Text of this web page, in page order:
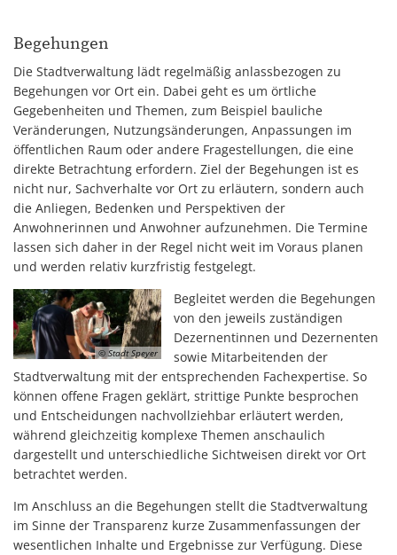
Begehungen
Die Stadtverwaltung lädt regelmäßig anlassbezogen zu
Begehungen vor Ort ein. Dabei geht es um örtliche
Gegebenheiten und Themen, zum Beispiel bauliche
Veränderungen, Nutzungsänderungen, Anpassungen im
öffentlichen Raum oder andere Fragestellungen, die eine
direkte Betrachtung erfordern. Ziel der Begehungen ist es
nicht nur, Sachverhalte vor Ort zu erläutern, sondern auch
die Anliegen, Bedenken und Perspektiven der
Anwohnerinnen und Anwohner aufzunehmen. Die Termine
lassen sich daher in der Regel nicht weit im Voraus planen
und werden relativ kurzfristig festgelegt.
© Stadt Speyer
Begleitet werden die Begehungen
von den jeweils zuständigen
Dezernentinnen und Dezernenten
sowie Mitarbeitenden der
Stadtverwaltung mit der entsprechenden Fachexpertise. So
können offene Fragen geklärt, strittige Punkte besprochen
und Entscheidungen nachvollziehbar erläutert werden,
während gleichzeitig komplexe Themen anschaulich
dargestellt und unterschiedliche Sichtweisen direkt vor Ort
betrachtet werden.
Im Anschluss an die Begehungen stellt die Stadtverwaltung
im Sinne der Transparenz kurze Zusammenfassungen der
wesentlichen Inhalte und Ergebnisse zur Verfügung. Diese